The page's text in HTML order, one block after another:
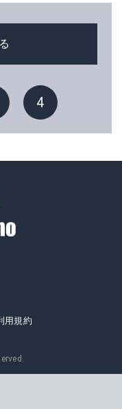
4
用規約